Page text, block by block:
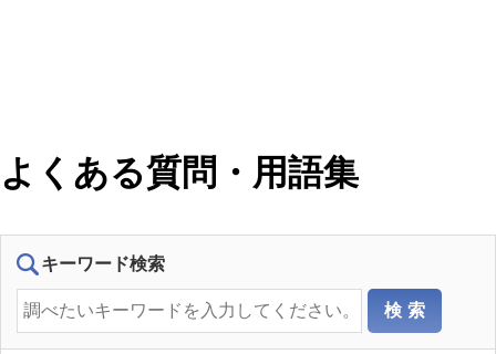
よくある質問・用語集
キーワード検索